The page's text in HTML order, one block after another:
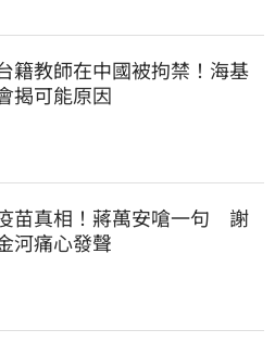
籍教師在中國被拘禁！海基
揭可能原因
苗真相！蔣萬安嗆一句　謝
河痛心發聲